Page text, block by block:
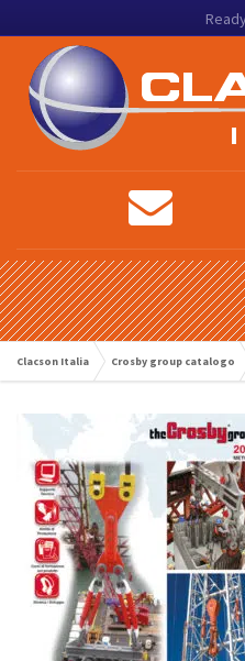
Clacson Italia Crosby group catalogo